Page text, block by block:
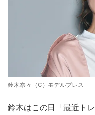
鈴木奈々（C）モデルプレス
鈴木はこの日「最近ト